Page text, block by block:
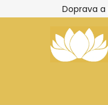
na
Doprava